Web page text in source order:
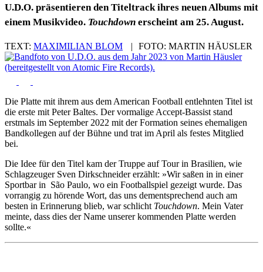
U.D.O. präsentieren den Titeltrack ihres neuen Albums mit
einem Musikvideo. Touchdown erscheint am 25. August.
TEXT: MAXIMILIAN BLOM | FOTO: MARTIN HÄUSLER
Die Platte mit ihrem aus dem American Football entlehnten Titel ist
die erste mit Peter Baltes. Der vormalige Accept-Bassist stand
erstmals im September 2022 mit der Formation seines ehemaligen
Bandkollegen auf der Bühne und trat im April als festes Mitglied
bei.
Die Idee für den Titel kam der Truppe auf Tour in Brasilien, wie
Schlagzeuger Sven Dirkschneider erzählt: »Wir saßen in in einer
Sportbar in São Paulo, wo ein Footballspiel gezeigt wurde. Das
vorrangig zu hörende Wort, das uns dementsprechend auch am
besten in Erinnerung blieb, war schlicht Touchdown. Mein Vater
meinte, dass dies der Name unserer kommenden Platte werden
sollte.«